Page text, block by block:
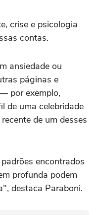
crise e psicologia
contas.
ansiedade ou
páginas e
por exemplo,
de uma celebridade
de um desses
encontrados
profunda podem
destaca Paraboni.